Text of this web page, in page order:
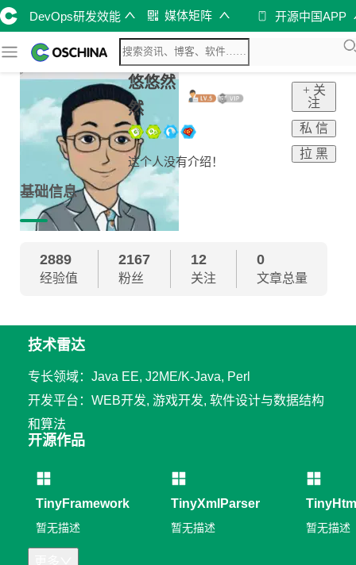
DevOps研发效能 媒体矩阵 开源中国APP
悠悠然
然
这个人没有介绍！
+ 关
注
私 信
拉 黑
基础信息
2889
经验值
2167
粉丝
12
关注
0
文章总量
技术雷达
专长领域：Java EE, J2ME/K-Java, Perl
开发平台：WEB开发, 游戏开发, 软件设计与数据结构
和算法
开源作品
TinyFramework
暂无描述
TinyXmlParser
暂无描述 暂无描述